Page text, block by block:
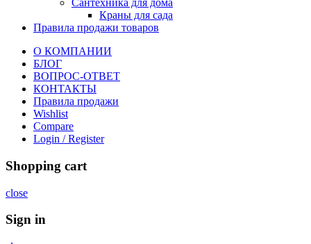
Сантехника для дома
Краны для сада
Правила продажи товаров
О КОМПАНИИ
БЛОГ
ВОПРОС-ОТВЕТ
КОНТАКТЫ
Правила продажи
Wishlist
Compare
Login / Register
Shopping cart
close
Sign in